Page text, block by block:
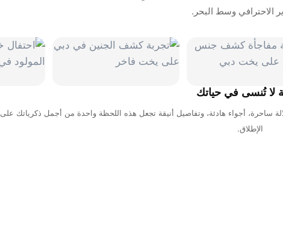
الاحترافي وسط البحر.
لا تُنسى في حياتك
أجواء هادئة، وتفاصيل أنيقة تجعل هذه اللحظة واحدة من أجمل ذكرياتك على
الإطلاق.